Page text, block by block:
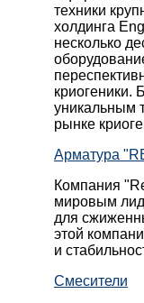
техники
холдинга
несколько
криогеники.
уникальным
рынке
Арматура
Компания
мировым
для
этой
и
Смесители